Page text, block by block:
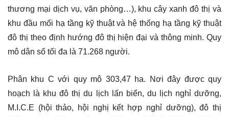
thương mại dịch vụ, văn phòng…), khu cây xanh đô thị và
khu đầu mối hạ tầng kỹ thuật và hệ thống hạ tầng kỹ thuật
đô thị theo định hướng đô thị hiện đại và thông minh. Quy
mô dân số tối đa là 71.268 người.
Phân khu C với quy mô 303,47 ha. Nơi đây được quy
hoạch là khu đô thị du lịch lấn biển, du lịch nghỉ dưỡng,
M.I.C.E (hội thảo, hội nghị kết hợp nghỉ dưỡng), đô thị